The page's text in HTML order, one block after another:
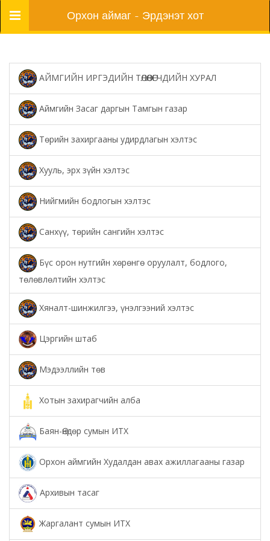
Цэс Орхон аймаг - Эрдэнэт хот
АЙМГИЙН ИРГЭДИЙН ТӨЛӨӨЛӨГЧДИЙН ХУРАЛ
Аймгийн Засаг даргын Тамгын газар
Төрийн захиргааны удирдлагын хэлтэс
Хууль, эрх зүйн хэлтэс
Нийгмийн бодлогын хэлтэс
Санхүү, төрийн сангийн хэлтэс
Бүс орон нутгийн хөрөнгө оруулалт, бодлого,
төлөвлөлтийн хэлтэс
Хяналт-шинжилгээ, үнэлгээний хэлтэс
Цэргийн штаб
Мэдээллийн төв
Хотын захирагчийн алба
Баян-Өндөр сумын ИТХ
Орхон аймгийн Худалдан авах ажиллагааны газар
Архивын тасаг
Жаргалант сумын ИТХ